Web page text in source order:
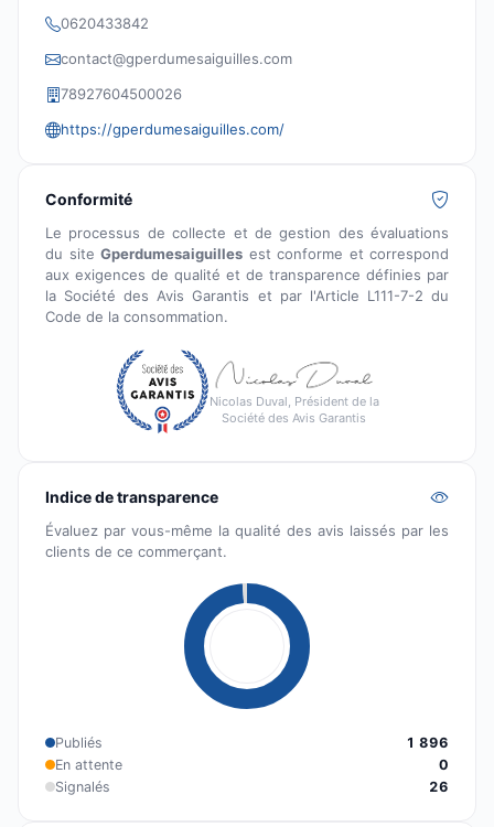
0620433842
contact@gperdumesaiguilles.com
78927604500026
https://gperdumesaiguilles.com/
Conformité
Le processus de collecte et de gestion des évaluations
du site Gperdumesaiguilles est conforme et correspond
aux exigences de qualité et de transparence définies par
la Société des Avis Garantis et par l'Article L111-7-2 du
Code de la consommation.
Nicolas Duval, Président de la
Société des Avis Garantis
Indice de transparence
Évaluez par vous-même la qualité des avis laissés par les
clients de ce commerçant.
Publiés
1 896
En attente
0
Signalés
26